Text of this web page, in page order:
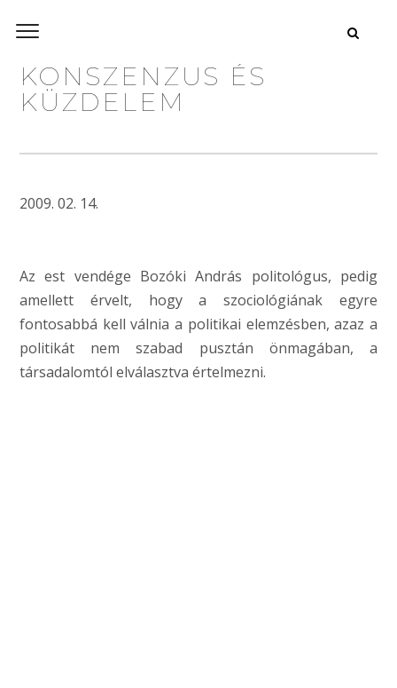
KONSZENZUS ÉS
KÜZDELEM
2009. 02. 14.
Az est vendége Bozóki András politológus, pedig
amellett érvelt, hogy a szociológiának egyre
fontosabbá kell válnia a politikai elemzésben, azaz a
politikát nem szabad pusztán önmagában, a
társadalomtól elválasztva értelmezni.